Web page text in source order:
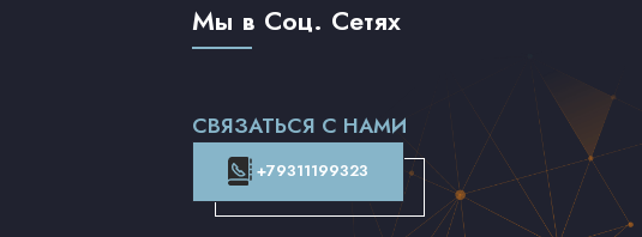
Мы в Соц. Сетях
СВЯЗАТЬСЯ С НАМИ
+79311199323